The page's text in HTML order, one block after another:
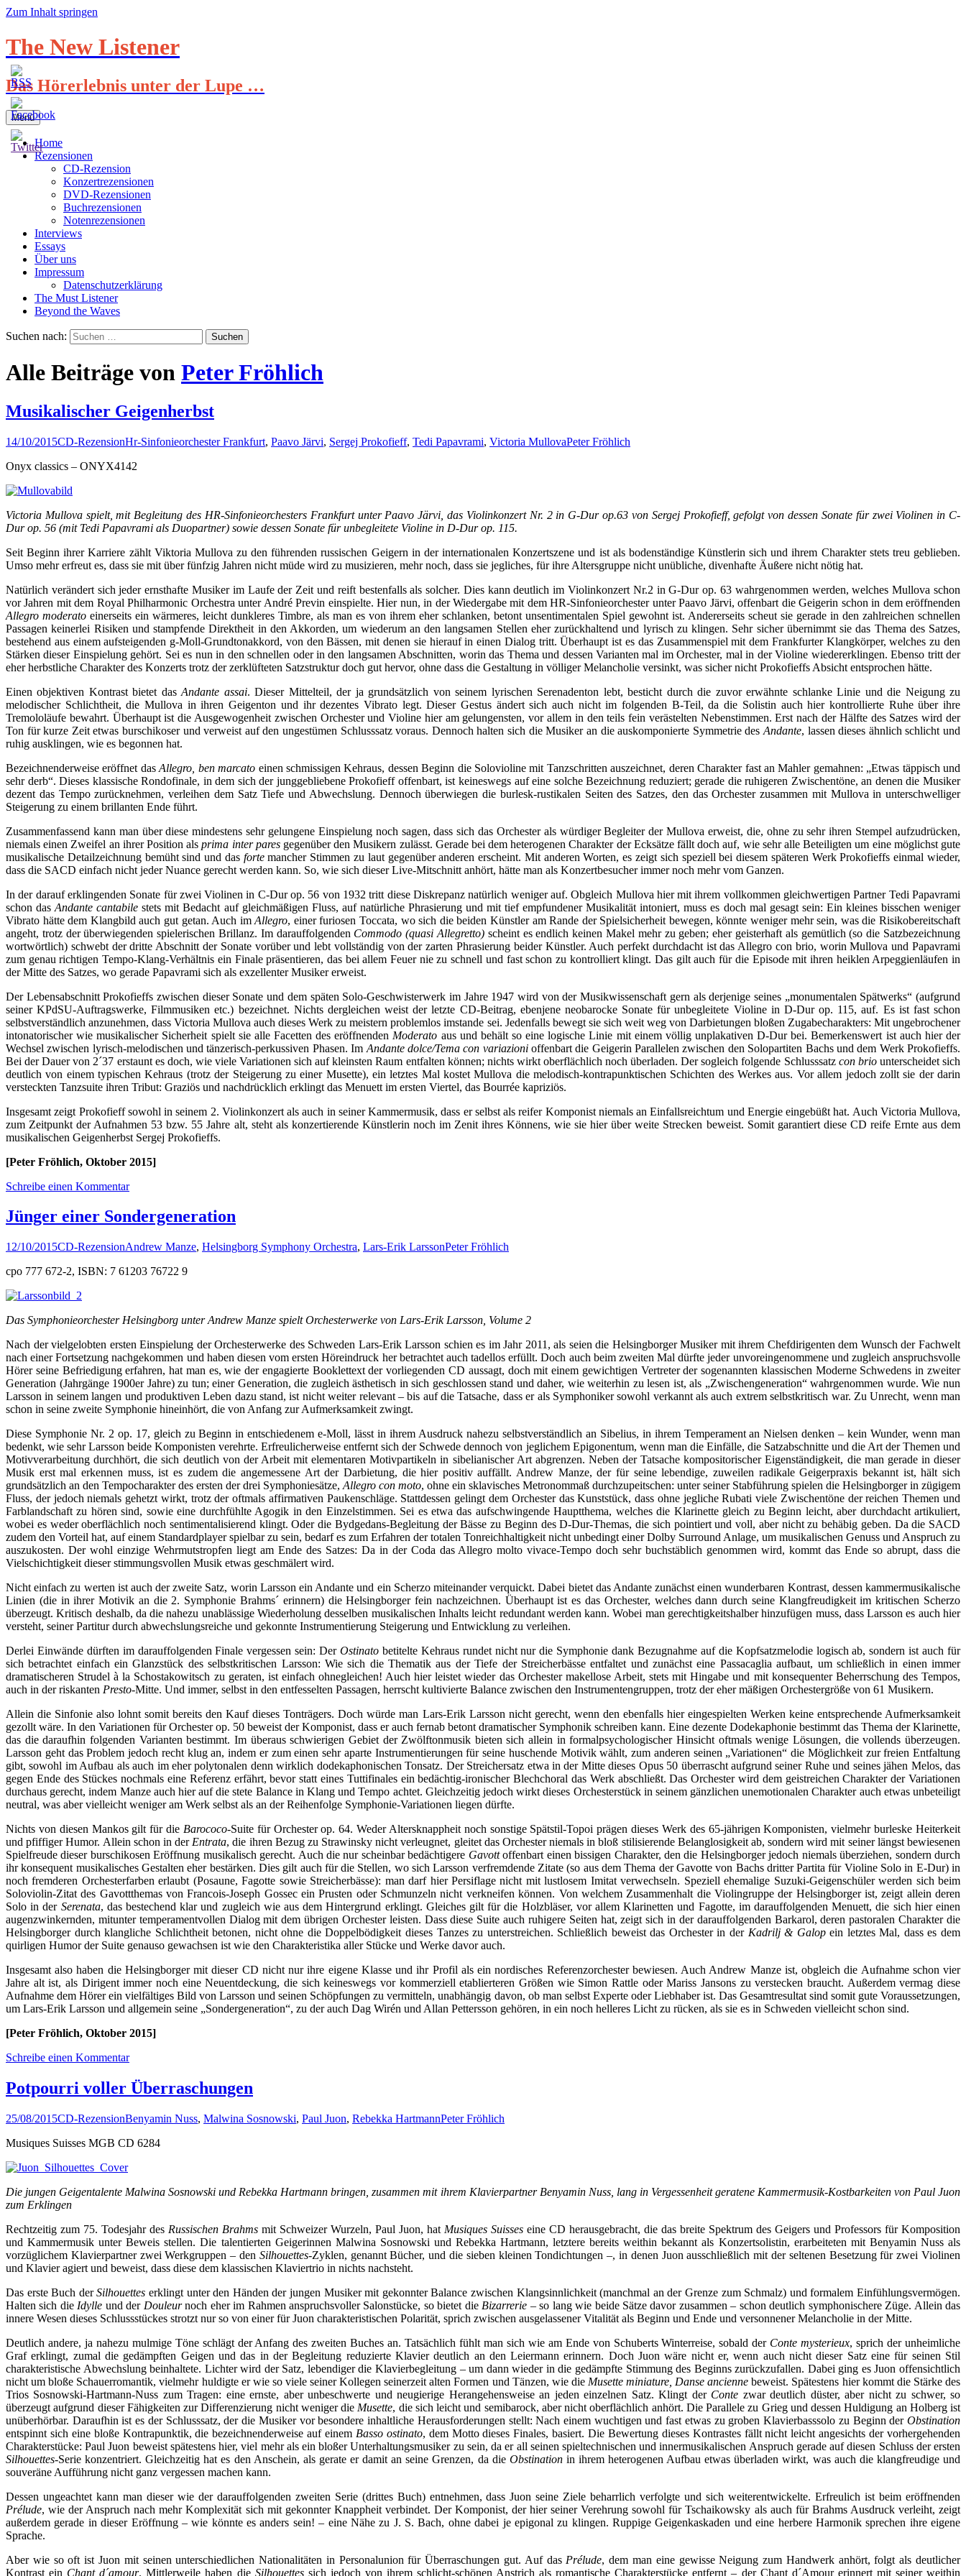
Zum Inhalt springen
The New Listener
Das Hörerlebnis unter der Lupe …
Menü
Home
Rezensionen
CD-Rezension
Konzertrezensionen
DVD-Rezensionen
Buchrezensionen
Notenrezensionen
Interviews
Essays
Über uns
Impressum
Datenschutzerklärung
The Must Listener
Beyond the Waves
Suchen nach:
Alle Beiträge von Peter Fröhlich
Musikalischer Geigenherbst
14/10/2015CD-RezensionHr-Sinfonieorchester Frankfurt, Paavo Järvi, Sergej Prokofieff, Tedi Papavrami, Victoria MullovaPeter Fröhlich
Onyx classics – ONYX4142
Victoria Mullova spielt, mit Begleitung des HR-Sinfonieorchesters Frankfurt unter Paavo Järvi, das Violinkonzert Nr. 2 in G-Dur op.63 von Sergej Prokofieff, gefolgt von dessen Sonate für zwei Violinen in C-
Dur op. 56 (mit Tedi Papavrami als Duopartner) sowie dessen Sonate für unbegleitete Violine in D-Dur op. 115.
Seit Beginn ihrer Karriere zählt Viktoria Mullova zu den führenden russischen Geigern in der internationalen Konzertszene und ist als bodenständige Künstlerin sich und ihrem Charakter stets treu geblieben.
Umso mehr erfreut es, dass sie mit über fünfzig Jahren nicht müde wird zu musizieren, mehr noch, dass sie jegliches, für ihre Altersgruppe nicht unübliche, divenhafte Äußere nicht nötig hat.
Natürlich verändert sich jeder ernsthafte Musiker im Laufe der Zeit und reift bestenfalls als solcher. Dies kann deutlich im Violinkonzert Nr.2 in G-Dur op. 63 wahrgenommen werden, welches Mullova schon
vor Jahren mit dem Royal Philharmonic Orchestra unter André Previn einspielte. Hier nun, in der Wiedergabe mit dem HR-Sinfonieorchester unter Paavo Järvi, offenbart die Geigerin schon in dem eröffnenden
Allegro moderato einerseits ein wärmeres, leicht dunkleres Timbre, als man es von ihrem eher schlanken, betont unsentimentalen Spiel gewohnt ist. Andererseits scheut sie gerade in den zahlreichen schnellen
Passagen keinerlei Risiken und stampfende Direktheit in den Akkorden, um wiederum an den langsamen Stellen eher zurückhaltend und lyrisch zu klingen. Sehr sicher übernimmt sie das Thema des Satzes,
bestehend aus einem aufsteigenden g-Moll-Grundtonakkord, von den Bässen, mit denen sie hierauf in einen Dialog tritt. Überhaupt ist es das Zusammenspiel mit dem Frankfurter Klangkörper, welches zu den
Stärken dieser Einspielung gehört. Sei es nun in den schnellen oder in den langsamen Abschnitten, worin das Thema und dessen Varianten mal im Orchester, mal in der Violine wiedererklingen. Ebenso tritt der
eher herbstliche Charakter des Konzerts trotz der zerklüfteten Satzstruktur doch gut hervor, ohne dass die Gestaltung in völliger Melancholie versinkt, was sicher nicht Prokofieffs Absicht entsprochen hätte.
Einen objektiven Kontrast bietet dasAndante assai. Dieser Mittelteil, der ja grundsätzlich von seinem lyrischen Serenadenton lebt, besticht durch die zuvor erwähnte schlanke Linie und die Neigung zu
melodischer Schlichtheit, die Mullova in ihren Geigenton und ihr dezentes Vibrato legt. Dieser Gestus ändert sich auch nicht im folgenden B-Teil, da die Solistin auch hier kontrollierte Ruhe über ihre
Tremololäufe bewahrt. Überhaupt ist die Ausgewogenheit zwischen Orchester und Violine hier am gelungensten, vor allem in den teils fein verästelten Nebenstimmen. Erst nach der Hälfte des Satzes wird der
Ton für kurze Zeit etwas burschikoser und verweist auf den ungestümen Schlusssatz voraus. Dennoch halten sich die Musiker an die auskomponierte Symmetrie des Andante, lassen dieses ähnlich schlicht und
ruhig ausklingen, wie es begonnen hat.
Bezeichnenderweise eröffnet dasAllegro, ben marcato einen schmissigen Kehraus, dessen Beginn die Solovioline mit Tanzschritten auszeichnet, deren Charakter fast an Mahler gemahnen: „Etwas täppisch und
sehr derb“. Dieses klassische Rondofinale, in dem sich der junggebliebene Prokofieff offenbart, ist keineswegs auf eine solche Bezeichnung reduziert; gerade die ruhigeren Zwischentöne, an denen die Musiker
dezent das Tempo zurücknehmen, verleihen dem Satz Tiefe und Abwechslung. Dennoch überwiegen die burlesk-rustikalen Seiten des Satzes, den das Orchester zusammen mit Mullova in unterschwelliger
Steigerung zu einem brillanten Ende führt.
Zusammenfassend kann man über diese mindestens sehr gelungene Einspielung noch sagen, dass sich das Orchester als würdiger Begleiter der Mullova erweist, die, ohne zu sehr ihren Stempel aufzudrücken,
niemals einen Zweifel an ihrer Position alsprima inter paresgegenüber den Musikern zulässt. Gerade bei dem heterogenen Charakter der Ecksätze fällt doch auf, wie sehr alle Beteiligten um eine möglichst gute
musikalische Detailzeichnung bemüht sind und das fortemancher Stimmen zu laut gegenüber anderen erscheint. Mit anderen Worten, es zeigt sich speziell bei diesem späteren Werk Prokofieffs einmal wieder,
dass die SACD einfach nicht jeder Nuance gerecht werden kann. So, wie sich dieser Live-Mitschnitt anhört, hätte man als Konzertbesucher immer noch mehr vom Ganzen.
In der darauf erklingenden Sonate für zwei Violinen in C-Dur op. 56 von 1932 tritt diese Diskrepanz natürlich weniger auf. Obgleich Mullova hier mit ihrem vollkommen gleichwertigen Partner Tedi Papavrami
schon dasAndante cantabilestets mit Bedacht auf gleichmäßigen Fluss, auf natürliche Phrasierung und mit tief empfundener Musikalität intoniert, muss es doch mal gesagt sein: Ein kleines bisschen weniger
Vibrato hätte dem Klangbild auch gut getan. Auch imAllegro, einer furiosen Toccata, wo sich die beiden Künstler am Rande der Spielsicherheit bewegen, könnte weniger mehr sein, was die Risikobereitschaft
angeht, trotz der überwiegenden spielerischen Brillanz. Im darauffolgenden Commodo (quasi Allegretto) scheint es endlich keinen Makel mehr zu geben; eher geisterhaft als gemütlich (so die Satzbezeichnung
wortwörtlich) schwebt der dritte Abschnitt der Sonate vorüber und lebt vollständig von der zarten Phrasierung beider Künstler. Auch perfekt durchdacht ist das Allegro con brio, worin Mullova und Papavrami
zum genau richtigen Tempo-Klang-Verhältnis ein Finale präsentieren, das bei allem Feuer nie zu schnell und fast schon zu kontrolliert klingt. Das gilt auch für die Episode mit ihren heiklen Arpeggienläufen in
der Mitte des Satzes, wo gerade Papavrami sich als exzellenter Musiker erweist.
Der Lebensabschnitt Prokofieffs zwischen dieser Sonate und dem späten Solo-Geschwisterwerk im Jahre 1947 wird von der Musikwissenschaft gern als derjenige seines „monumentalen Spätwerks“ (aufgrund
seiner KPdSU-Auftragswerke, Filmmusiken etc.) bezeichnet. Nichts dergleichen weist der letzte CD-Beitrag, ebenjene neobarocke Sonate für unbegleitete Violine in D-Dur op. 115, auf. Es ist fast schon
selbstverständlich anzunehmen, dass Victoria Mullova auch dieses Werk zu meistern problemlos imstande sei. Jedenfalls bewegt sie sich weit weg von Darbietungen bloßen Zugabecharakters: Mit ungebrochener
intonatorischer wie musikalischer Sicherheit spielt sie alle Facetten des eröffnenden Moderato aus und behält so eine logische Linie mit einem völlig unplakativen D-Dur bei. Bemerkenswert ist auch hier der
Wechsel zwischen lyrisch-melodischen und tänzerisch-perkussiven Phasen. Im Andante dolce/Tema con variazionioffenbart die Geigerin Parallelen zwischen den Solopartiten Bachs und dem Werk Prokofieffs.
Bei der Dauer von 2´37 erstaunt es doch, wie viele Variationen sich auf kleinsten Raum entfalten können; nichts wirkt oberflächlich noch überladen. Der sogleich folgende Schlusssatz con briounterscheidet sich
deutlich von einem typischen Kehraus (trotz der Steigerung zu einer Musette), ein letztes Mal kostet Mullova die melodisch-kontrapunktischen Schichten des Werkes aus. Vor allem jedoch zollt sie der darin
versteckten Tanzsuite ihren Tribut: Graziös und nachdrücklich erklingt das Menuett im ersten Viertel, das Bourrée kapriziös.
Insgesamt zeigt Prokofieff sowohl in seinem 2. Violinkonzert als auch in seiner Kammermusik, dass er selbst als reifer Komponist niemals an Einfallsreichtum und Energie eingebüßt hat. Auch Victoria Mullova,
zum Zeitpunkt der Aufnahmen 53 bzw. 55 Jahre alt, steht als konzertierende Künstlerin noch im Zenit ihres Könnens, wie sie hier über weite Strecken beweist. Somit garantiert diese CD reife Ernte aus dem
musikalischen Geigenherbst Sergej Prokofieffs.
[Peter Fröhlich, Oktober 2015]
Schreibe einen Kommentar
Jünger einer Sondergeneration
12/10/2015CD-RezensionAndrew Manze, Helsingborg Symphony Orchestra, Lars-Erik LarssonPeter Fröhlich
cpo 777 672-2, ISBN: 7 61203 76722 9
Das Symphonieorchester Helsingborg unter Andrew Manze spielt Orchesterwerke von Lars-Erik Larsson, Volume 2
Nach der vielgelobten ersten Einspielung der Orchesterwerke des Schweden Lars-Erik Larsson schien es im Jahr 2011, als seien die Helsingborger Musiker mit ihrem Chefdirigenten dem Wunsch der Fachwelt
nach einer Fortsetzung nachgekommen und haben diesen vom ersten Höreindruck her betrachtet auch tadellos erfüllt. Doch auch beim zweiten Mal dürfte jeder unvoreingenommene und zugleich anspruchsvolle
Hörer seine Befriedigung erfahren, hat man es, wie der engagierte Booklettext der vorliegenden CD aussagt, doch mit einem gewichtigen Vertreter der sogenannten klassischen Moderne Schwedens in zweiter
Generation (Jahrgänge 1900er Jahre) zu tun; einer Generation, die zugleich ästhetisch in sich geschlossen stand und daher, wie weiterhin zu lesen ist, als „Zwischengeneration“ wahrgenommen wurde. Wie nun
Larsson in seinem langen und produktiven Leben dazu stand, ist nicht weiter relevant – bis auf die Tatsache, dass er als Symphoniker sowohl verkannt als auch extrem selbstkritisch war. Zu Unrecht, wenn man
schon in seine zweite Symphonie hineinhört, die von Anfang zur Aufmerksamkeit zwingt.
Diese Symphonie Nr. 2 op. 17, gleich zu Beginn in entschiedenem e-Moll, lässt in ihrem Ausdruck nahezu selbstverständlich an Sibelius, in ihrem Temperament an Nielsen denken – kein Wunder, wenn man
bedenkt, wie sehr Larsson beide Komponisten verehrte. Erfreulicherweise entfernt sich der Schwede dennoch von jeglichem Epigonentum, wenn man die Einfälle, die Satzabschnitte und die Art der Themen und
Motivverarbeitung durchhört, die sich deutlich von der Arbeit mit elementaren Motivpartikeln in sibelianischer Art abgrenzen. Neben der Tatsache kompositorischer Eigenständigkeit, die man gerade in dieser
Musik erst mal erkennen muss, ist es zudem die angemessene Art der Darbietung, die hier positiv auffällt. Andrew Manze, der für seine lebendige, zuweilen radikale Geigerpraxis bekannt ist, hält sich
grundsätzlich an den Tempocharakter des ersten der drei Symphoniesätze, Allegro con moto, ohne ein sklavisches Metronommaß durchzupeitschen: unter seiner Stabführung spielen die Helsingborger in zügigem
Fluss, der jedoch niemals gehetzt wirkt, trotz der oftmals affirmativen Paukenschläge. Stattdessen gelingt dem Orchester das Kunststück, dass ohne jegliche Rubati viele Zwischentöne der reichen Themen und
Farblandschaft zu hören sind, sowie eine durchfühlte Agogik in den Einzelstimmen. Sei es etwa das aufschwingende Hauptthema, welches die Klarinette gleich zu Beginn leicht, aber durchdacht artikuliert,
wobei es weder oberflächlich noch sentimentalisierend klingt. Oder die Bydgedans-Begleitung der Bässe zu Beginn des D-Dur-Themas, die sich pointiert und voll, aber nicht zu behäbig geben. Da die SACD
zudem den Vorteil hat, auf einem Standardplayer spielbar zu sein, bedarf es zum Erfahren der totalen Tonreichhaltigkeit nicht unbedingt einer Dolby Surround Anlage, um musikalischen Genuss und Anspruch zu
auszukosten. Der wohl einzige Wehrmutstropfen liegt am Ende des Satzes: Da in der Coda das Allegro molto vivace-Tempo doch sehr buchstäblich genommen wird, kommt das Ende so abrupt, dass die
Vielschichtigkeit dieser stimmungsvollen Musik etwas geschmälert wird.
Nicht einfach zu werten ist auch der zweite Satz, worin Larsson ein Andante und ein Scherzo miteinander verquickt. Dabei bietet das Andante zunächst einen wunderbaren Kontrast, dessen kammermusikalische
Linien (die in ihrer Motivik an die 2. Symphonie Brahms´ erinnern) die Helsingborger fein nachzeichnen. Überhaupt ist es das Orchester, welches dann durch seine Klangfreudigkeit im kritischen Scherzo
überzeugt. Kritisch deshalb, da die nahezu unablässige Wiederholung desselben musikalischen Inhalts leicht redundant werden kann. Wobei man gerechtigkeitshalber hinzufügen muss, dass Larsson es auch hier
versteht, seiner Partitur durch abwechslungsreiche und gekonnte Instrumentierung Steigerung und Entwicklung zu verleihen.
Derlei Einwände dürften im darauffolgenden Finale vergessen sein: Der Ostinato betitelte Kehraus rundet nicht nur die Symphonie dank Bezugnahme auf die Kopfsatzmelodie logisch ab, sondern ist auch für
sich betrachtet einfach ein Glanzstück des selbstkritischen Larsson: Wie sich die Thematik aus der Tiefe der Streicherbässe entfaltet und zunächst eine Passacaglia aufbaut, um schließlich in einen immer
dramatischeren Strudel à la Schostakowitsch zu geraten, ist einfach ohnegleichen! Auch hier leistet wieder das Orchester makellose Arbeit, stets mit Hingabe und mit konsequenter Beherrschung des Tempos,
auch in der riskanten Presto-Mitte. Und immer, selbst in den entfesselten Passagen, herrscht kultivierte Balance zwischen den Instrumentengruppen, trotz der eher mäßigen Orchestergröße von 61 Musikern.
Allein die Sinfonie also lohnt somit bereits den Kauf dieses Tonträgers. Doch würde man Lars-Erik Larsson nicht gerecht, wenn den ebenfalls hier eingespielten Werken keine entsprechende Aufmerksamkeit
gezollt wäre. In den Variationen für Orchester op. 50 beweist der Komponist, dass er auch fernab betont dramatischer Symphonik schreiben kann. Eine dezente Dodekaphonie bestimmt das Thema der Klarinette,
das die daraufhin folgenden Varianten bestimmt. Im überaus schwierigen Gebiet der Zwölftonmusik bieten sich allein in formalpsychologischer Hinsicht oftmals wenige Lösungen, die vollends überzeugen.
Larsson geht das Problem jedoch recht klug an, indem er zum einen sehr aparte Instrumentierungen für seine huschende Motivik wählt, zum anderen seinen „Variationen“ die Möglichkeit zur freien Entfaltung
gibt, sowohl im Aufbau als auch im eher polytonalen denn wirklich dodekaphonischen Tonsatz. Der Streichersatz etwa in der Mitte dieses Opus 50 überrascht aufgrund seiner Ruhe und seines jähen Melos, das
gegen Ende des Stückes nochmals eine Referenz erfährt, bevor statt eines Tuttifinales ein bedächtig-ironischer Blechchoral das Werk abschließt. Das Orchester wird dem geistreichen Charakter der Variationen
durchaus gerecht, indem Manze auch hier auf die stete Balance in Klang und Tempo achtet. Gleichzeitig jedoch wirkt dieses Orchesterstück in seinem gänzlichen unemotionalen Charakter auch etwas unbeteiligt
neutral, was aber vielleicht weniger am Werk selbst als an der Reihenfolge Symphonie-Variationen liegen dürfte.
Nichts von diesen Mankos gilt für die Barococo-Suite für Orchester op. 64. Weder Altersknappheit noch sonstige Spätstil-Topoi prägen dieses Werk des 65-jährigen Komponisten, vielmehr burleske Heiterkeit
und pfiffiger Humor. Allein schon in der Entrata, die ihren Bezug zu Strawinsky nicht verleugnet, gleitet das Orchester niemals in bloß stilisierende Belanglosigkeit ab, sondern wird mit seiner längst bewiesenen
Spielfreude dieser burschikosen Eröffnung musikalisch gerecht. Auch die nur scheinbar bedächtigere Gavottoffenbart einen bissigen Charakter, den die Helsingborger jedoch niemals überziehen, sondern durch
ihr konsequent musikalisches Gestalten eher bestärken. Dies gilt auch für die Stellen, wo sich Larsson verfremdende Zitate (so aus dem Thema der Gavotte von Bachs dritter Partita für Violine Solo in E-Dur) in
noch fremderen Orchesterfarben erlaubt (Posaune, Fagotte sowie Streicherbässe): man darf hier Persiflage nicht mit lustlosem Imitat verwechseln. Speziell ehemalige Suzuki-Geigenschüler werden sich beim
Soloviolin-Zitat des Gavottthemas von Francois-Joseph Gossec ein Prusten oder Schmunzeln nicht verkneifen können. Von welchem Zusammenhalt die Violingruppe der Helsingborger ist, zeigt allein deren
Solo in der Serenata, das bestechend klar und zugleich wie aus dem Hintergrund erklingt. Gleiches gilt für die Holzbläser, vor allem Klarinetten und Fagotte, im darauffolgenden Menuett, die sich hier einen
augenzwinkernden, mitunter temperamentvollen Dialog mit dem übrigen Orchester leisten. Dass diese Suite auch ruhigere Seiten hat, zeigt sich in der darauffolgenden Barkarol, deren pastoralen Charakter die
Helsingborger durch klangliche Schlichtheit betonen, nicht ohne die Doppelbödigkeit dieses Tanzes zu unterstreichen. Schließlich beweist das Orchester in der Kadrilj & Galopein letztes Mal, dass es dem
quirligen Humor der Suite genauso gewachsen ist wie den Charakteristika aller Stücke und Werke davor auch.
Insgesamt also haben die Helsingborger mit dieser CD nicht nur ihre eigene Klasse und ihr Profil als ein nordisches Referenzorchester bewiesen. Auch Andrew Manze ist, obgleich die Aufnahme schon vier
Jahre alt ist, als Dirigent immer noch eine Neuentdeckung, die sich keineswegs vor kommerziell etablierteren Größen wie Simon Rattle oder Mariss Jansons zu verstecken braucht. Außerdem vermag diese
Aufnahme dem Hörer ein vielfältiges Bild von Larsson und seinen Schöpfungen zu vermitteln, unabhängig davon, ob man selbst Experte oder Liebhaber ist. Das Gesamtresultat sind somit gute Voraussetzungen,
um Lars-Erik Larsson und allgemein seine „Sondergeneration“, zu der auch Dag Wirén und Allan Pettersson gehören, in ein noch helleres Licht zu rücken, als sie es in Schweden vielleicht schon sind.
[Peter Fröhlich, Oktober 2015]
Schreibe einen Kommentar
Potpourri voller Überraschungen
25/08/2015CD-RezensionBenyamin Nuss, Malwina Sosnowski, Paul Juon, Rebekka HartmannPeter Fröhlich
Musiques Suisses MGB CD 6284
Die jungen Geigentalente Malwina Sosnowski und Rebekka Hartmann bringen, zusammen mit ihrem Klavierpartner Benyamin Nuss, lang in Vergessenheit geratene Kammermusik-Kostbarkeiten von Paul Juon
zum Erklingen
Rechtzeitig zum 75. Todesjahr des Russischen Brahms mit Schweizer Wurzeln, Paul Juon, hat Musiques Suisses eine CD herausgebracht, die das breite Spektrum des Geigers und Professors für Komposition
und Kammermusik unter Beweis stellen. Die talentierten Geigerinnen Malwina Sosnowski und Rebekka Hartmann, letztere bereits weithin bekannt als Konzertsolistin, erarbeiteten mit Benyamin Nuss als
vorzüglichem Klavierpartner zwei Werkgruppen – den Silhouettes-Zyklen, genannt Bücher, und die sieben kleinen Tondichtungen –, in denen Juon ausschließlich mit der seltenen Besetzung für zwei Violinen
und Klavier agiert und beweist, dass diese dem klassischen Klaviertrio in nichts nachsteht.
Das erste Buch derSilhouetteserklingt unter den Händen der jungen Musiker mit gekonnter Balance zwischen Klangsinnlichkeit (manchmal an der Grenze zum Schmalz) und formalem Einfühlungsvermögen.
Halten sich die Idylle und der Douleurnoch eher im Rahmen anspruchsvoller Salonstücke, so bietet die Bizarrerie – so lang wie beide Sätze davor zusammen – schon deutlich symphonischere Züge. Allein das
innere Wesen dieses Schlussstückes strotzt nur so von einer für Juon charakteristischen Polarität, sprich zwischen ausgelassener Vitalität als Beginn und Ende und versonnener Melancholie in der Mitte.
Deutlich andere, ja nahezu mulmige Töne schlägt der Anfang des zweiten Buches an. Tatsächlich fühlt man sich wie am Ende von Schuberts Winterreise, sobald der Conte mysterieux, sprich der unheimliche
Graf erklingt, zumal die gedämpften Geigen und das in der Begleitung reduzierte Klavier deutlich an den Leiermann erinnern. Doch Juon wäre nicht er, wenn auch nicht dieser Satz eine für seinen Stil
charakteristische Abwechslung beinhaltete. Lichter wird der Satz, lebendiger die Klavierbegleitung – um dann wieder in die gedämpfte Stimmung des Beginns zurückzufallen. Dabei ging es Juon offensichtlich
nicht um bloße Schauerromantik, vielmehr huldigte er wie so viele seiner Kollegen seinerzeit alten Formen und Tänzen, wie die Musette miniature, Danse anciennebeweist. Spätestens hier kommt die Stärke des
Trios Sosnowski-Hartmann-Nuss zum Tragen: eine ernste, aber unbeschwerte und neugierige Herangehensweise an jeden einzelnen Satz. Klingt der Conte zwar deutlich düster, aber nicht zu schwer, so
überzeugt aufgrund dieser Fähigkeiten zur Differenzierung nicht weniger die Musette, die sich leicht und semibarock, aber nicht oberflächlich anhört. Die Parallele zu Grieg und dessen Huldigung an Holberg ist
unüberhörbar. Daraufhin ist es der Schlusssatz, der die Musiker vor besondere inhaltliche Herausforderungen stellt: Nach einem wuchtigen und fast etwas zu groben Klavierbasssolo zu Beginn der Obstination
entspinnt sich eine bloße Kontrapunktik, die bezeichnenderweise auf einem Basso ostinato, dem Motto dieses Finales, basiert. Die Bewertung dieses Kontrastes fällt nicht leicht angesichts der vorhergehenden
Charakterstücke: Paul Juon beweist spätestens hier, viel mehr als ein bloßer Unterhaltungsmusiker zu sein, da er all seinen spieltechnischen und innermusikalischen Anspruch gerade auf diesen Schluss der ersten
Silhouettes-Serie konzentriert. Gleichzeitig hat es den Anschein, als gerate er damit an seine Grenzen, da die Obstinationin ihrem heterogenen Aufbau etwas überladen wirkt, was auch die klangfreudige und
souveräne Aufführung nicht ganz vergessen machen kann.
Dessen ungeachtet kann man dieser wie der darauffolgenden zweiten Serie (drittes Buch) entnehmen, dass Juon seine Ziele beharrlich verfolgte und sich weiterentwickelte. Erfreulich ist beim eröffnenden
Prélude, wie der Anspruch nach mehr Komplexität sich mit gekonnter Knappheit verbindet. Der Komponist, der hier seiner Verehrung sowohl für Tschaikowsky als auch für Brahms Ausdruck verleiht, zeigt
außerdem gerade in dieser Eröffnung – wie könnte es anders sein! – eine Nähe zu J. S. Bach, ohne dabei je epigonal zu klingen. Ruppige Geigenkaskaden und eine herbere Harmonik sprechen ihre eigene
Sprache.
Aber wie so oft ist Juon mit seinen unterschiedlichen Nationalitäten in Personalunion für Überraschungen gut. Auf dasPrélude, dem man eine gewisse Neigung zum Handwerk anhört, folgt als deutlicher
Kontrast ein Chant d´amour. Mittlerweile haben die Silhouettessich jedoch von ihrem schlicht-schönen Anstrich als romantische Charakterstücke entfernt – der Chant d´Amour erinnert mit seiner weithin